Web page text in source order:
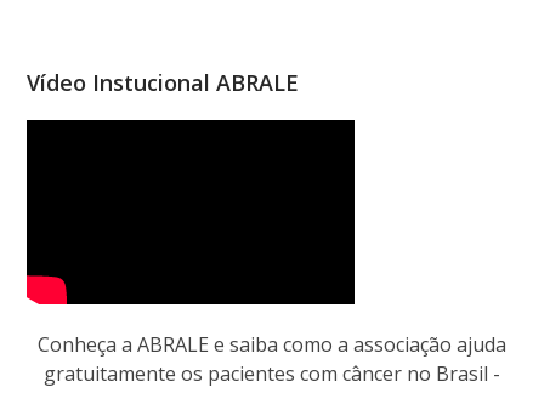
Vídeo Instucional ABRALE
Conheça a ABRALE e saiba como a associação ajuda
gratuitamente os pacientes com câncer no Brasil -